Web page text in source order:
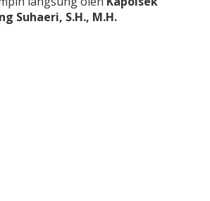
Suhaeri, S.H., M.H.